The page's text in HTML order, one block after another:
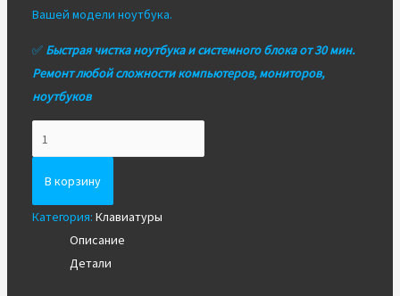
Вашей модели ноутбука.
✅ Быстрая чистка ноутбука и системного блока от 30 мин.
Ремонт любой сложности компьютеров, мониторов,
ноутбуков
Новая
клавиатура
для
HP
В корзину
Категория: Клавиатуры
Описание
Детали